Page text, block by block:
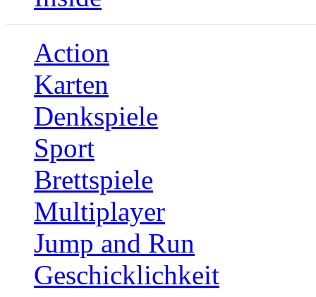
Action
Karten
Denkspiele
Sport
Brettspiele
Multiplayer
Jump and Run
Geschicklichkeit